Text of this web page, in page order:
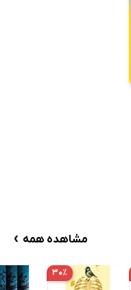
مشاهده همه ›
۳۰٪